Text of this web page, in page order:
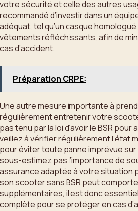
votre sécurité et celle des autres
recommandé d’investir dans un
adéquat, tel qu’un casque
vêtements réfléchissants, afin de
cas d’accident.
Préparation CRPE:
Une autre mesure importante à
régulièrement entretenir votre
pas tenu par la loi d’avoir le BSR
veillez à vérifier régulièrement l’état
pour éviter toute panne imprévue sur
sous-estimez pas l’importance de
assurance adaptée à votre situation
son scooter sans BSR peut
supplémentaires, il est donc
complète pour se protéger en cas